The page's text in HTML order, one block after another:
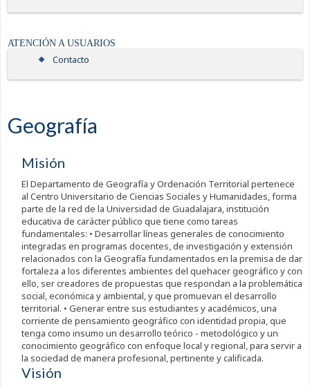
ATENCIÓN A USUARIOS
Contacto
Geografía
Misión
El Departamento de Geografía y Ordenación Territorial pertenece
al Centro Universitario de Ciencias Sociales y Humanidades, forma
parte de la red de la Universidad de Guadalajara, institución
educativa de carácter público que tiene como tareas
fundamentales: • Desarrollar líneas generales de conocimiento
integradas en programas docentes, de investigación y extensión
relacionados con la Geografía fundamentados en la premisa de dar
fortaleza a los diferentes ambientes del quehacer geográfico y con
ello, ser creadores de propuestas que respondan a la problemática
social, económica y ambiental, y que promuevan el desarrollo
territorial. • Generar entre sus estudiantes y académicos, una
corriente de pensamiento geográfico con identidad propia, que
tenga como insumo un desarrollo teórico - metodológico y un
conocimiento geográfico con enfoque local y regional, para servir a
la sociedad de manera profesional, pertinente y calificada.
Visión